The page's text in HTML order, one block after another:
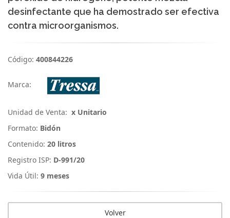
desinfectante que ha demostrado ser efectiva
contra microorganismos.
Código: 400844226
Marca:
Unidad de Venta: x Unitario
Formato: Bidón
Contenido: 20 litros
Registro ISP: D-991/20
Vida Útil: 9 meses
Volver